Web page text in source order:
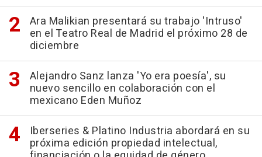
Ara Malikian presentará su trabajo 'Intruso'
en el Teatro Real de Madrid el próximo 28 de
diciembre
Alejandro Sanz lanza 'Yo era poesía', su
nuevo sencillo en colaboración con el
mexicano Eden Muñoz
Iberseries & Platino Industria abordará en su
próxima edición propiedad intelectual,